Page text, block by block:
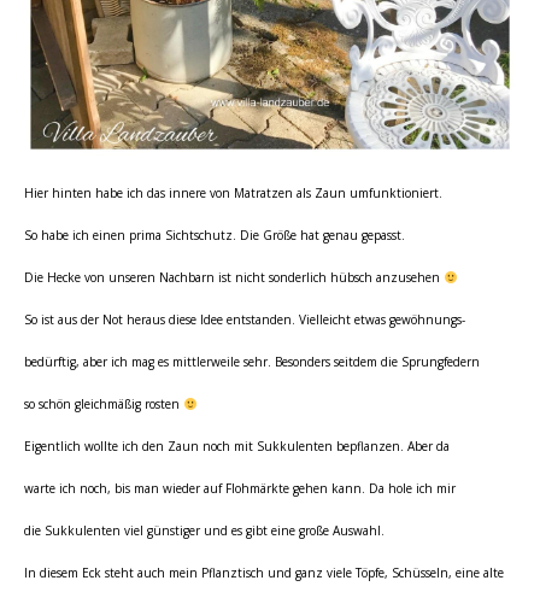
Hier hinten habe ich das innere von Matratzen als Zaun umfunktioniert.
So habe ich einen prima Sichtschutz. Die Größe hat genau gepasst.
Die Hecke von unseren Nachbarn ist nicht sonderlich hübsch anzusehen
So ist aus der Not heraus diese Idee entstanden. Vielleicht etwas gewöhnungs-
bedürftig, aber ich mag es mittlerweile sehr. Besonders seitdem die Sprungfedern
so schön gleichmäßig rosten
Eigentlich wollte ich den Zaun noch mit Sukkulenten bepflanzen. Aber da
warte ich noch, bis man wieder auf Flohmärkte gehen kann. Da hole ich mir
die Sukkulenten viel günstiger und es gibt eine große Auswahl.
In diesem Eck steht auch mein Pflanztisch und ganz viele Töpfe, Schüsseln, eine alte